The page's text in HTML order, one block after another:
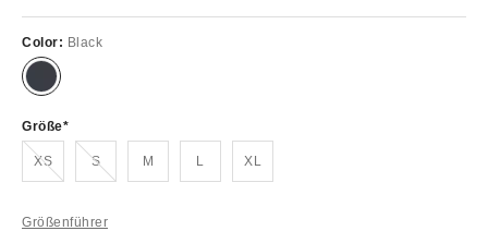
Color: Black
Größe
XSAusverkauft!
SAusverkauft!
M L XL
Größenführer